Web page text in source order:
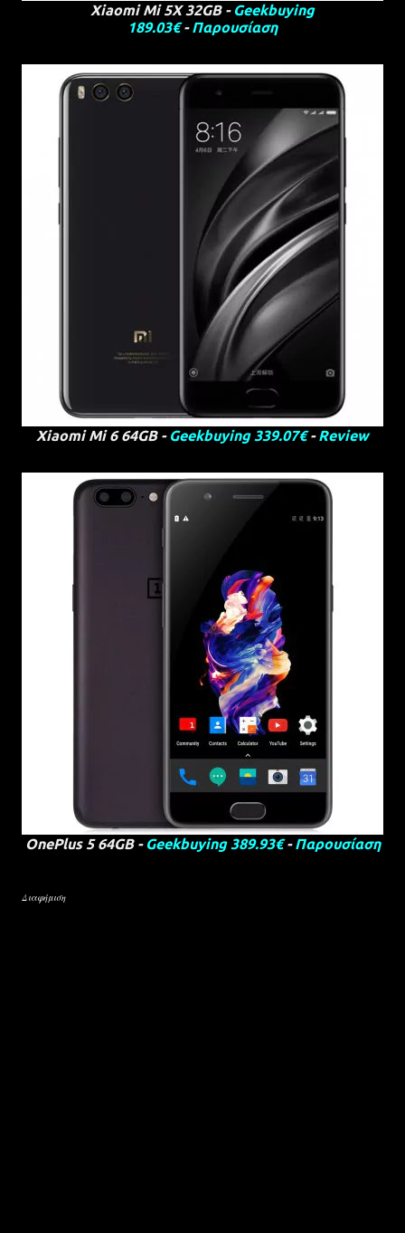
Xiaomi Mi 5X 32GB - Geekbuying
189.03€-Παρουσίαση
Xiaomi Mi 6 64GB - Geekbuying 339.07€-Review
OnePlus 5 64GB - Geekbuying 389.93€-Παρουσίαση
Διαφήμιση